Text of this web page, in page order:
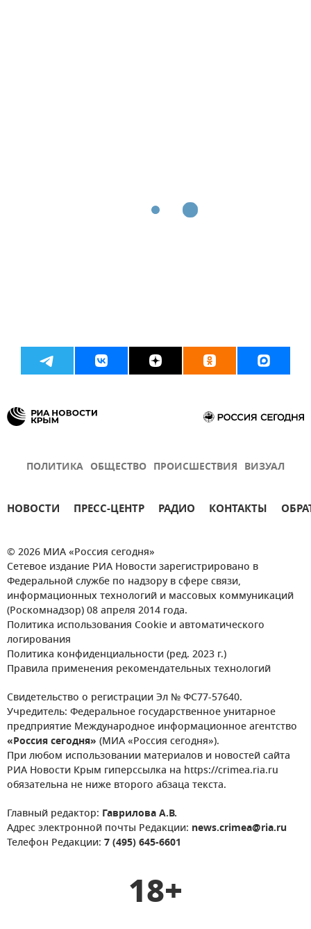
ПОЛИТИКА ОБЩЕСТВО ПРОИСШЕСТВИЯ ВИЗУАЛ
НОВОСТИ ПРЕСС-ЦЕНТР РАДИО КОНТАКТЫ
© 2026 МИА «Россия сегодня»
Сетевое издание РИА Новости зарегистрировано в
Федеральной службе по надзору в сфере связи,
информационных технологий и массовых коммуникаций
(Роскомнадзор) 08 апреля 2014 года.
Политика использования Cookie и автоматического
логирования
Политика конфиденциальности (ред. 2023 г.)
Правила применения рекомендательных технологий
Свидетельство о регистрации Эл № ФС77-57640.
Учредитель: Федеральное государственное унитарное
предприятие Международное информационное агентство
«Россия сегодня» (МИА «Россия сегодня»).
При любом использовании материалов и новостей сайта
РИА Новости Крым гиперссылка на https://crimea.ria.ru
обязательна не ниже второго абзаца текста.
Главный редактор: Гаврилова А.В.
Адрес электронной почты Редакции: news.crimea@ria.ru
Телефон Редакции: 7 (495) 645-6601
18+